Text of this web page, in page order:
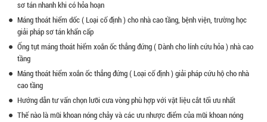
sơ tán nhanh khi có hỏa hoạn
Máng thoát hiểm dốc ( Loại cố định ) cho nhà cao tầng, bệnh viện, trường học
giải pháp sơ tán khẩn cấp
Ống tụt máng thoát hiểm xoắn ốc thẳng đứng ( Dành cho lính cứu hỏa ) nhà cao
tầng
Máng thoát hiểm xoắn ốc thẳng đứng ( Loại cố định ) giải pháp cứu hộ cho nhà
cao tầng
Hướng dẫn tư vấn chọn lưỡi cưa vòng phù hợp với vật liệu cắt tối ưu nhất
Thế nào là mũi khoan nóng chảy và các ưu nhược điểm của mũi khoan nóng